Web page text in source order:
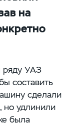
на
ряду УАЗ
составить
сделали
но удлинили
была